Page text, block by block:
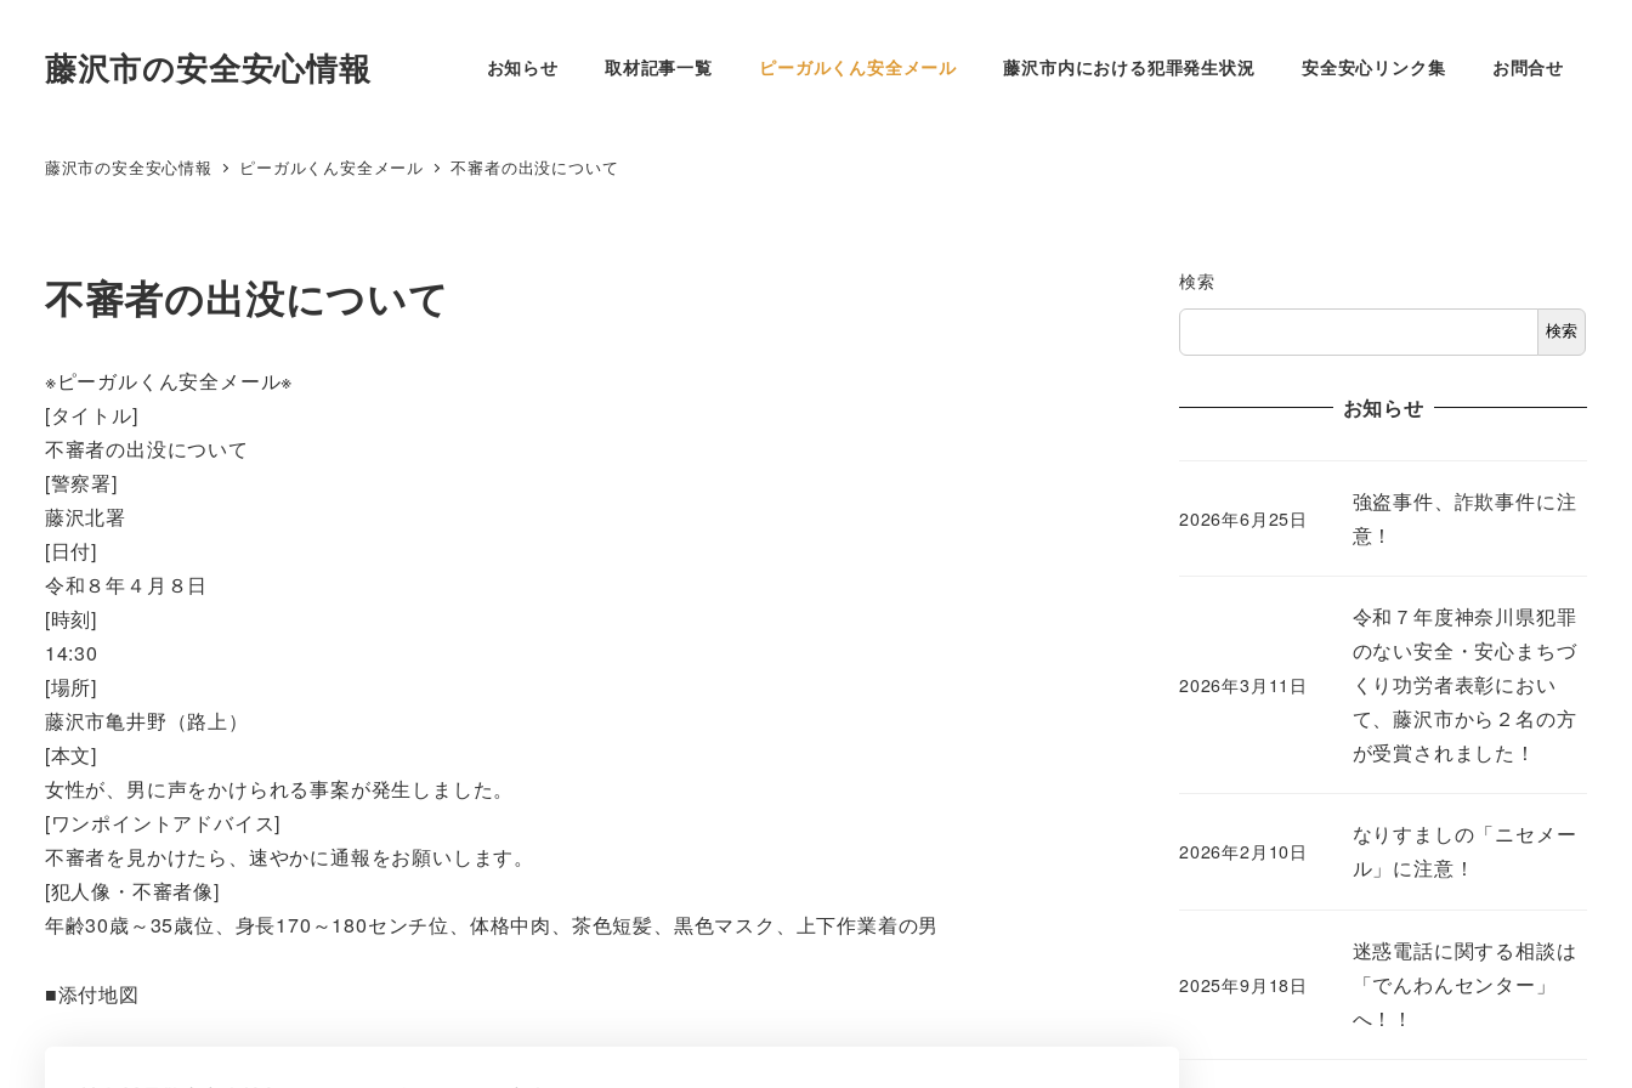
藤沢市の安全安心情報 お知らせ 取材記事一覧 ピーガルくん安全メール 藤沢市内における犯罪発生状況 安全安心リンク集 お問合せ
藤沢市の安全安心情報 ピーガルくん安全メール 不審者の出没について
不審者の出没について
※ピーガルくん安全メール※
[タイトル]
不審者の出没について
[警察署]
藤沢北署
[日付]
令和８年４月８日
[時刻]
14:30
[場所]
藤沢市亀井野（路上）
[本文]
女性が、男に声をかけられる事案が発生しました。
[ワンポイントアドバイス]
不審者を見かけたら、速やかに通報をお願いします。
[犯人像・不審者像]
年齢30歳～35歳位、身長170～180センチ位、体格中肉、茶色短髪、黒色マスク、上下作業着の男
■添付地図
検索
検索
お知らせ
強盗事件、詐欺事件に注
意！
2026年6月25日
令和７年度神奈川県犯罪
のない安全・安心まちづ
くり功労者表彰におい
て、藤沢市から２名の方
が受賞されました！
2026年3月11日
なりすましの「ニセメー
ル」に注意！
2026年2月10日
迷惑電話に関する相談は
「でんわんセンター」
へ！！
2025年9月18日